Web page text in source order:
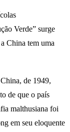
Verde” surge
China tem uma
de 1949,
de que o país
malthusiana foi
em seu eloquente